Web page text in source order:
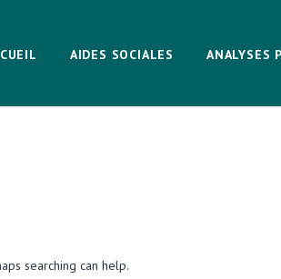
AIDES SOCIALES ANALYSES
searching can help.